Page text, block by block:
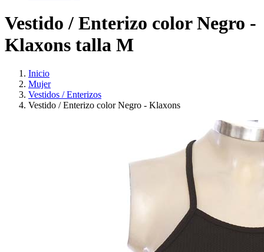
Vestido / Enterizo color Negro -
Klaxons talla M
Inicio
Mujer
Vestidos / Enterizos
Vestido / Enterizo color Negro - Klaxons